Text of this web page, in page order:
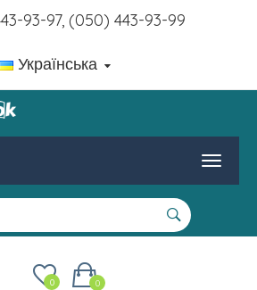
93-97, (050) 443-93-99
Українська
0
0